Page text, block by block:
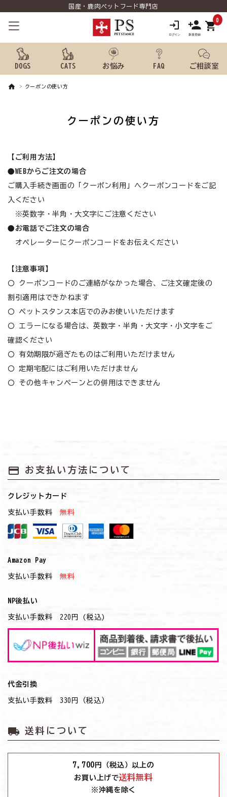
国産・鹿肉ペットフード専門店
shopping_cart0
DOGS CATS お悩み FAQ ご相談室
meeting_room ログイン
犬用品から探す
猫用品から探す
ご利用ガイド
ご相談室
プライバシーポリシー
特定商取引法について
クーポンの使い方
クーポンの使い方
【ご利用方法】
●WEBからご注文の場合
ご購入手続き画面の「クーポン利用」へクーポンコードをご記
入ください
※英数字・半角・大文字にご注意ください
●お電話でご注文の場合
オペレーターにクーポンコードをお伝えください
【注意事項】
〇 クーポンコードのご連絡がなかった場合、ご注文確定後の
割引適用はできかねます
〇 ペットスタンス本店でのみお使いいただけます
〇 エラーになる場合は、英数字・半角・大文字・小文字をご
確認ください
〇 有効期限が過ぎたものはご利用いただけません
〇 定期宅配にはご利用いただけません
〇 その他キャンペーンとの併用はできません
payment お支払い方法について
クレジットカード
支払い手数料 無料
Amazon Pay
支払い手数料 無料
NP後払い
支払い手数料 220円 (税込)
代金引換
支払い手数料 330円（税込）
local_shipping 送料について
7,700 円（税込）以上の
お買い上げで送料無料
※沖縄を除く